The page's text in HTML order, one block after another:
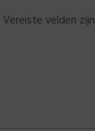
Vereiste velden zijn